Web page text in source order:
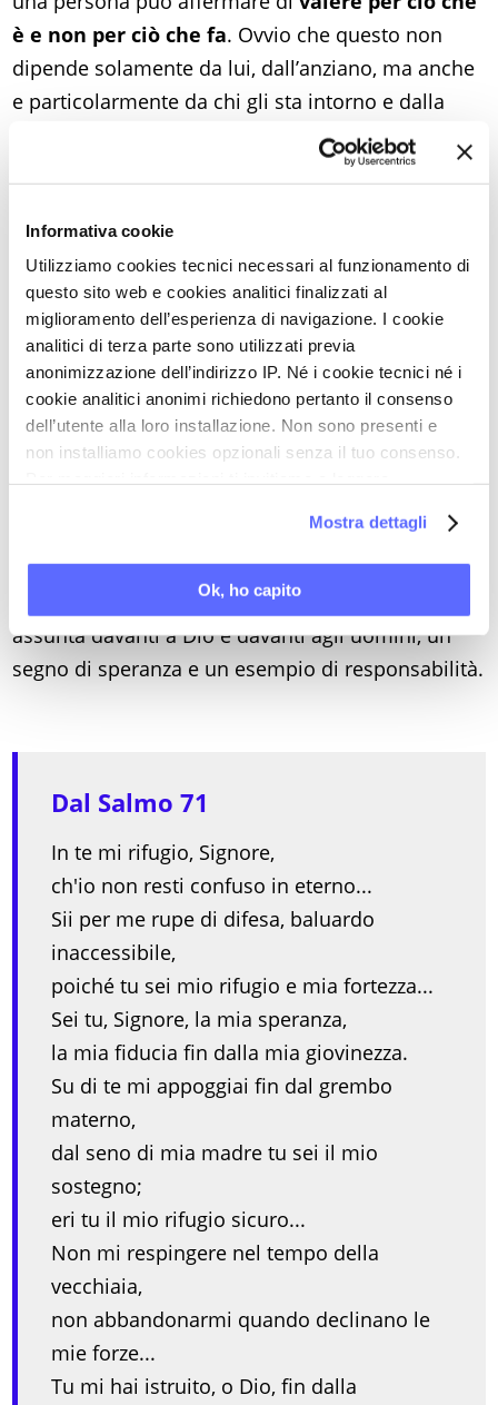
Informativa cookie
Utilizziamo cookies tecnici necessari al funzionamento di
questo sito web e cookies analitici finalizzati al
miglioramento dell’esperienza di navigazione. I cookie
analitici di terza parte sono utilizzati previa
anonimizzazione dell’indirizzo IP. Né i cookie tecnici né i
cookie analitici anonimi richiedono pertanto il consenso
dell’utente alla loro installazione. Non sono presenti e
non installiamo cookies opzionali senza il tuo consenso.
Mostra dettagli
Ok, ho capito
è e non per ciò che fa. Ovvio che questo non
dipende solamente da lui, dall’anziano, ma anche
e particolarmente da chi gli sta intorno e dalla
società che può accompagnarlo nel compito di
vivere la vecchiaia come compimento e non come
momento di verità che svela come la vita sia
costitutivamente fatta di perdite, di
assunzione di limiti e di povertà, di debolezze e
negatività. La vecchiaia, ponendo l’uomo in una
grande povertà, lo mette anche in grado di
cogliersi nella sua verità, quella che si svela al di
là di ogni orpello e di ogni esteriorità. Forse non è
un caso che, per Luca, il Vangelo si apra con due
riconoscono e indicano Gesù come Messia.
L’anziano fa segno, indica, trasmette un
. Ed è, con la sua vecchiaia pacificamente
assunta davanti a Dio e davanti agli uomini, un
segno di speranza e un esempio di responsabilità.
Dal Salmo 71
In te mi rifugio, Signore,
ch'io non resti confuso in eterno...
Sii per me rupe di difesa, baluardo
inaccessibile,
poiché tu sei mio rifugio e mia fortezza...
Sei tu, Signore, la mia speranza,
la mia fiducia fin dalla mia giovinezza.
Su di te mi appoggiai fin dal grembo
materno,
dal seno di mia madre tu sei il mio
sostegno;
eri tu il mio rifugio sicuro...
Non mi respingere nel tempo della
vecchiaia,
non abbandonarmi quando declinano le
mie forze...
Tu mi hai istruito, o Dio, fin dalla